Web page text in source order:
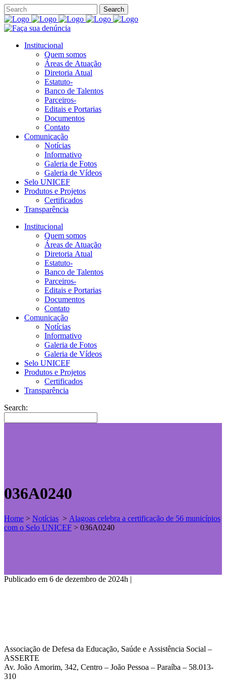
Institucional
Quem somos
Áreas de Atuação
Diretoria Atual
Estatuto-
Banco de Talentos
Parceiros-
Editais e Portarias
Documentos
Contato
Comunicação
Notícias
Informativo
Galeria de Fotos
Galeria de Vídeos
Selo UNICEF
Produtos e Projetos
Certificados
Transparência
Institucional
Quem somos
Áreas de Atuação
Diretoria Atual
Estatuto-
Banco de Talentos
Parceiros-
Editais e Portarias
Documentos
Contato
Comunicação
Notícias
Informativo
Galeria de Fotos
Galeria de Vídeos
Selo UNICEF
Produtos e Projetos
Certificados
Transparência
Search:
036A0240
Home > Notícias > Alagoas celebra a certificação de 56 municípios
com o Selo UNICEF > 036A0240
Publicado em 6 de dezembro de 2024h |
Associação de Defesa da Educação, Saúde e Assistência Social –
ASSERTE
Av. João Amorim, 342, Centro – João Pessoa – Paraíba – 58.013-
310